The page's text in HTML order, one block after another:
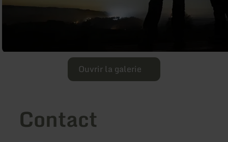
Ouvrir la galerie
Contact